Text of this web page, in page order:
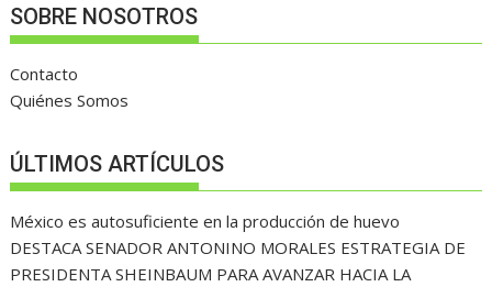
SOBRE NOSOTROS
Contacto
Quiénes Somos
ÚLTIMOS ARTÍCULOS
México es autosuficiente en la producción de huevo
DESTACA SENADOR ANTONINO MORALES ESTRATEGIA DE
PRESIDENTA SHEINBAUM PARA AVANZAR HACIA LA